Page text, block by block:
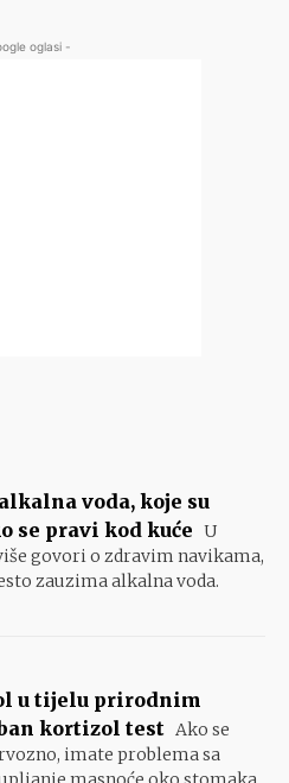
oglasi -
voda, koje su
se pravi kod kuće U
govori o zdravim navikama,
zauzima alkalna voda.
u tijelu prirodnim
kortizol test Ako se
imate problema sa